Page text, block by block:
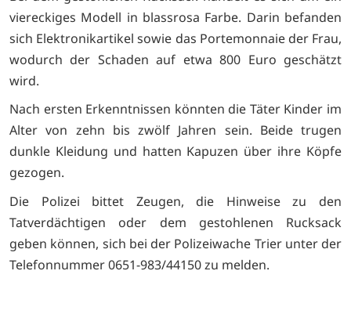
viereckiges Modell in blassrosa Farbe. Darin befanden
sich Elektronikartikel sowie das Portemonnaie der Frau,
wodurch der Schaden auf etwa 800 Euro geschätzt
wird.
Nach ersten Erkenntnissen könnten die Täter Kinder im
Alter von zehn bis zwölf Jahren sein. Beide trugen
dunkle Kleidung und hatten Kapuzen über ihre Köpfe
gezogen.
Die Polizei bittet Zeugen, die Hinweise zu den
Tatverdächtigen oder dem gestohlenen Rucksack
geben können, sich bei der Polizeiwache Trier unter der
Telefonnummer 0651-983/44150 zu melden.